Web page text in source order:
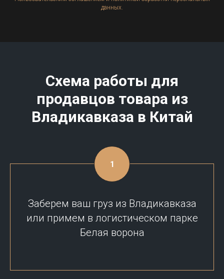
данных.
Схема работы для
продавцов товара из
Владикавказа в Китай
Заберем ваш груз из Владикавказа
или примем в логистическом парке
Белая ворона